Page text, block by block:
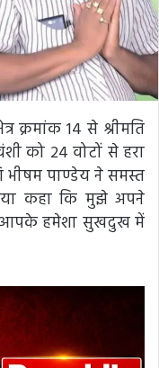
क्रमांक 14 से श्रीमति
को 24 वोटों से हरा
भीषम पाण्डेय ने समस्त
कहा कि मुझे अपने
आपके हमेशा सुखदुख में